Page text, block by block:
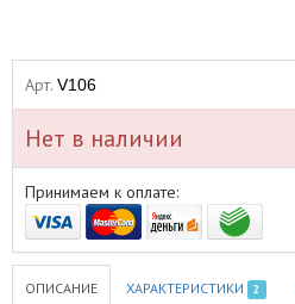
Арт. V106
Нет в наличии
Принимаем к оплате:
ОПИСАНИЕ ХАРАКТЕРИСТИКИ 2